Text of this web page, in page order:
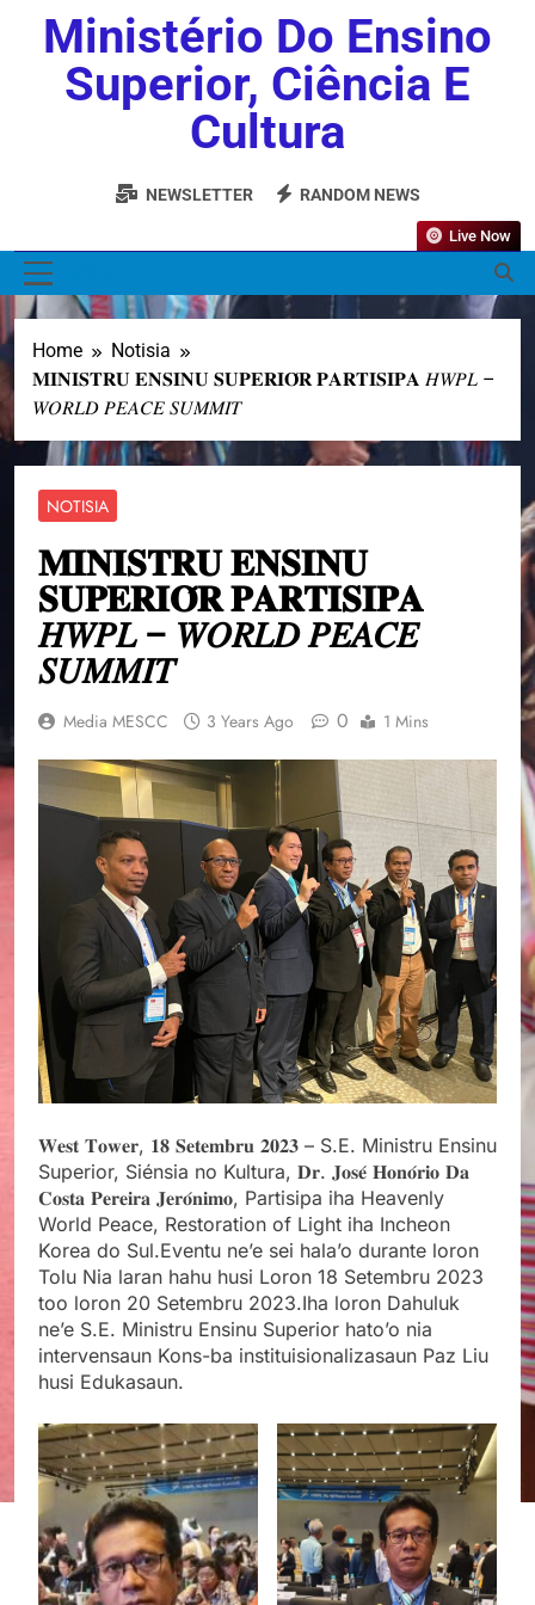
Ministério Do Ensino
Superior, Ciência E
Cultura
NEWSLETTER RANDOM NEWS
Live Now
Home
Notisia
𝐌𝐈𝐍𝐈𝐒𝐓𝐑𝐔 𝐄𝐍𝐒𝐈𝐍𝐔 𝐒𝐔𝐏𝐄𝐑𝐈𝐎́𝐑 𝐏𝐀𝐑𝐓𝐈𝐒𝐈𝐏𝐀 𝐻𝑊𝑃𝐿 –
𝑊𝑂𝑅𝐿𝐷 𝑃𝐸𝐴𝐶𝐸 𝑆𝑈𝑀𝑀𝐼𝑇
NOTISIA
𝐌𝐈𝐍𝐈𝐒𝐓𝐑𝐔 𝐄𝐍𝐒𝐈𝐍𝐔
𝐒𝐔𝐏𝐄𝐑𝐈𝐎́𝐑 𝐏𝐀𝐑𝐓𝐈𝐒𝐈𝐏𝐀
𝐻𝑊𝑃𝐿 – 𝑊𝑂𝑅𝐿𝐷 𝑃𝐸𝐴𝐶𝐸
𝑆𝑈𝑀𝑀𝐼𝑇
Media MESCC 3 Years Ago 0 1 Mins
𝐖𝐞𝐬𝐭 𝐓𝐨𝐰𝐞𝐫, 𝟏𝟖 𝐒𝐞𝐭𝐞𝐦𝐛𝐫𝐮 𝟐𝟎𝟐𝟑 – S.E. Ministru Ensinu
Superior, Siénsia no Kultura, 𝐃𝐫. 𝐉𝐨𝐬𝐞́ 𝐇𝐨𝐧𝐨́𝐫𝐢𝐨 𝐃𝐚
𝐂𝐨𝐬𝐭𝐚 𝐏𝐞𝐫𝐞𝐢𝐫𝐚 𝐉𝐞𝐫𝐨́𝐧𝐢𝐦𝐨, Partisipa iha Heavenly
World Peace, Restoration of Light iha Incheon
Korea do Sul.Eventu ne’e sei hala’o durante loron
Tolu Nia laran hahu husi Loron 18 Setembru 2023
too loron 20 Setembru 2023.Iha loron Dahuluk
ne’e S.E. Ministru Ensinu Superior hato’o nia
intervensaun Kons-ba instituisionalizasaun Paz Liu
husi Edukasaun.